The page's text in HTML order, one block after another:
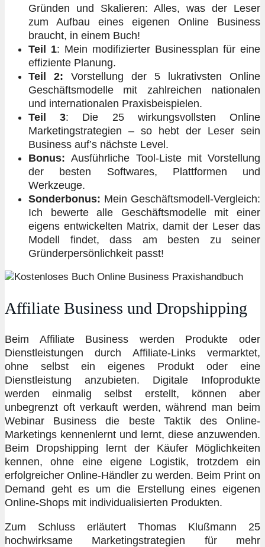
Gründen und Skalieren: Alles, was der Leser
zum Aufbau eines eigenen Online Business
braucht, in einem Buch!
Teil 1: Mein modifizierter Businessplan für eine
effiziente Planung.
Teil 2: Vorstellung der 5 lukrativsten Online
Geschäftsmodelle mit zahlreichen nationalen
und internationalen Praxisbeispielen.
Teil 3: Die 25 wirkungsvollsten Online
Marketingstrategien – so hebt der Leser sein
Business auf’s nächste Level.
Bonus: Ausführliche Tool-Liste mit Vorstellung
der besten Softwares, Plattformen und
Werkzeuge.
Sonderbonus: Mein Geschäftsmodell-Vergleich:
Ich bewerte alle Geschäftsmodelle mit einer
eigens entwickelten Matrix, damit der Leser das
Modell findet, dass am besten zu seiner
Gründerpersönlichkeit passt!
Affiliate Business und Dropshipping
Beim Affiliate Business werden Produkte oder
Dienstleistungen durch Affiliate-Links vermarktet,
ohne selbst ein eigenes Produkt oder eine
Dienstleistung anzubieten. Digitale Infoprodukte
werden einmalig selbst erstellt, können aber
unbegrenzt oft verkauft werden, während man beim
Webinar Business die beste Taktik des Online-
Marketings kennenlernt und lernt, diese anzuwenden.
Beim Dropshipping lernt der Käufer Möglichkeiten
kennen, ohne eine eigene Logistik, trotzdem ein
erfolgreicher Online-Händler zu werden. Beim Print on
Demand geht es um die Erstellung eines eigenen
Online-Shops mit individualisierten Produkten.
Zum Schluss erläutert Thomas Klußmann 25
hochwirksame Marketingstrategien für mehr